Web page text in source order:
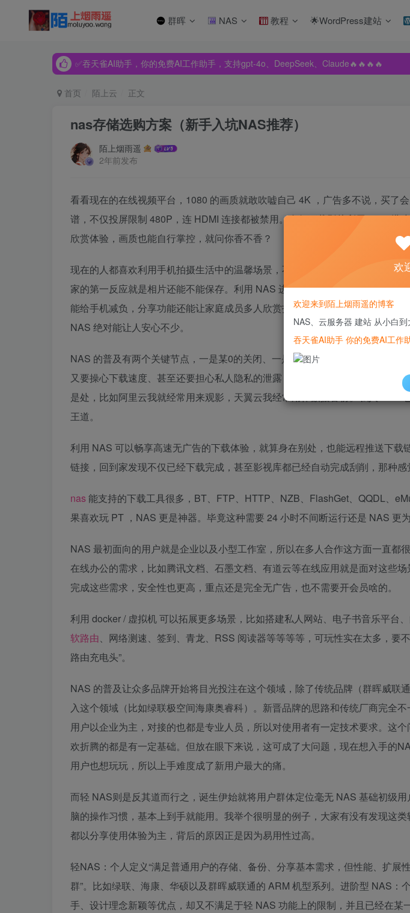
群晖 NAS 教程 🌟WordPress建站
✅吞天雀AI助手，你的免费AI工作助手，支持gpt-4o、DeepSeek、Claude🔥🔥🔥🔥
✅吞天雀AI助手，你的免费AI工作助手，支持gpt-4o、DeepSeek、Claude🔥🔥🔥🔥
首页 陌上云 正文
nas存储选购方案（新手入坑NAS推荐）
陌上烟雨遥
2年前发布
看看现在的在线视频平台，1080 的画质就敢吹嘘自己 4K ，广告多不说，买了
谱，不仅投屏限制 480P，连 HDMI 连接都被禁用。自行下载影片利用 NAS 搭
欣赏体验，画质也能自行掌控，就问你香不香？
现在的人都喜欢利用手机拍摄生活中的温馨场景，不过手机空间毕竟有限，遇
家的第一反应就是相片还能不能保存。利用 NAS 进行相片备份就可以彻底避免
能给手机减负，分享功能还能让家庭成员多人欣赏拍摄的相片，对于家有宝宝
NAS 绝对能让人安心不少。
NAS 的普及有两个关键节点，一是某0的关闭、一是某度的限速。重要文件存在
又要操心下载速度、甚至还要担心私人隐私的泄露，还是保存在自己手上放心
是处，比如阿里云我就经常用来观影，天翼云我经常用作数据备份。私人 NAS
王道。
利用 NAS 可以畅享高速无广告的下载体验，就算身在别处，也能远程推送下载
链接，回到家发现不仅已经下载完成，甚至影视库都已经自动完成刮削，那种感
nas能支持的下载工具很多，BT、FTP、HTTP、NZB、FlashGet、QQDL、
果喜欢玩 PT ，NAS 更是神器。毕竟这种需要 24 小时不间断运行还是 NAS 更为
NAS 最初面向的用户就是企业以及小型工作室，所以在多人合作这方面一直都
在线办公的需求，比如腾讯文档、石墨文档、有道云等在线应用就是面对这些
完成这些需求，安全性也更高，重点还是完全无广告，也不需要开会员啥的。
利用 docker / 虚拟机 可以拓展更多场景，比如搭建私人网站、电子书音乐平台、
软路由、网络测速、签到、青龙、RSS 阅读器等等等等，可玩性实在太多，要
路由充电头”。
NAS 的普及让众多品牌开始将目光投注在这个领域，除了传统品牌（群晖威联
入这个领域（比如绿联极空间海康奥睿科）。新晋品牌的思路和传统厂商完全
用户以企业为主，对接的也都是专业人员，所以对使用者有一定技术要求。这
欢折腾的都是有一定基础。但放在眼下来说，这可成了大问题，现在想入手的
用户也想玩玩，所以上手难度成了新用户最大的痛。
而轻 NAS则是反其道而行之，诞生伊始就将用户群体定位毫无 NAS 基础初级
脑的操作习惯，基本上到手就能用。我举个很明显的例子，大家有没有发现这
都以分享使用体验为主，背后的原因正是因为易用性过高。
轻NAS：个人定义“满足普通用户的存储、备份、分享基本需求，但性能、扩展
群”。比如绿联、海康、华硕以及群晖威联通的 ARM 机型系列。进阶型 NAS：
手、设计理念新颖等优点，却又不满足于轻 NAS 功能上的限制，并且已经在某
欢
欢迎来到陌上烟雨遥的博客
NAS、云服务器 建站 从小白到
吞天雀AI助手 你的免费AI工作